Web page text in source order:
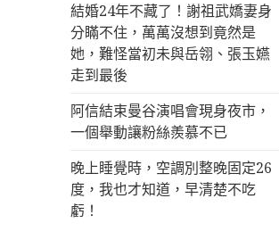
結婚24年不藏了！謝祖武嬌妻身
分瞞不住，萬萬沒想到竟然是
她，難怪當初未與岳翎、張玉嬿
走到最後
阿信結束曼谷演唱會現身夜市，
一個舉動讓粉絲羨慕不已
晚上睡覺時，空調別整晚固定26
度，我也才知道，早清楚不吃
虧！